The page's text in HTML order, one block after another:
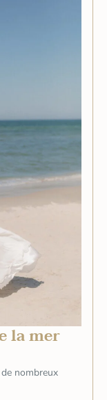
la mer
nombreux